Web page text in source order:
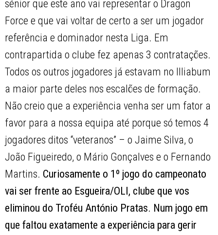
sénior que este ano vai representar o Dragon
Force e que vai voltar de certo a ser um jogador
referência e dominador nesta Liga. Em
contrapartida o clube fez apenas 3 contratações.
Todos os outros jogadores já estavam no Illiabum
a maior parte deles nos escalões de formação.
Não creio que a experiência venha ser um fator a
favor para a nossa equipa até porque só temos 4
jogadores ditos “veteranos” – o Jaime Silva, o
João Figueiredo, o Mário Gonçalves e o Fernando
Martins. Curiosamente o 1º jogo do campeonato
vai ser frente ao Esgueira/OLI, clube que vos
eliminou do Troféu António Pratas. Num jogo em
que faltou exatamente a experiência para gerir